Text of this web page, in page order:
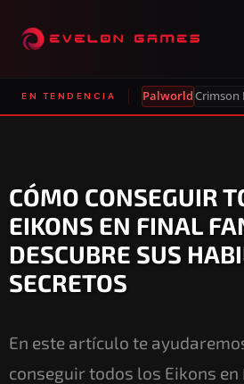
EN TENDENCIA PalworldCrimson
CÓMO CONSEGUIR
EIKONS EN FINAL
DESCUBRE SUS
SECRETOS
En este artículo te
conseguir todos los Eikons en